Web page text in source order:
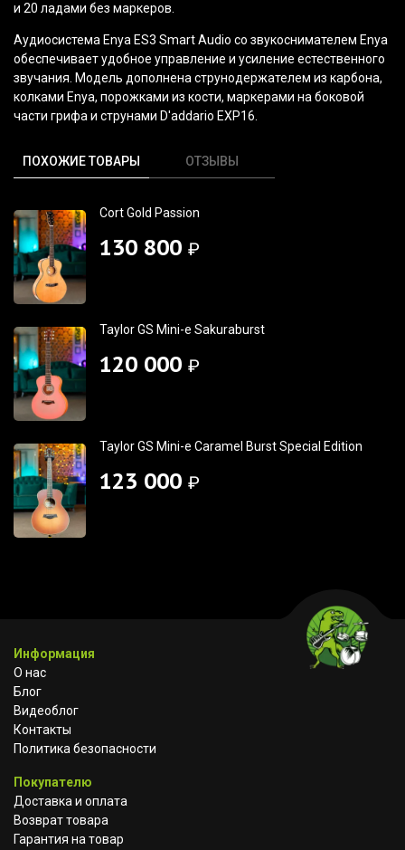
и 20 ладами без маркеров.
Аудиосистема Enya ES3 Smart Audio со звукоснимателем Enya
обеспечивает удобное управление и усиление естественного
звучания. Модель дополнена струнодержателем из карбона,
колками Enya, порожками из кости, маркерами на боковой
части грифа и струнами D'addario EXP16.
ПОХОЖИЕ ТОВАРЫ ОТЗЫВЫ
Cort Gold Passion
130 800 ₽
Taylor GS Mini-e Sakuraburst
120 000 ₽
Taylor GS Mini-e Caramel Burst Special Edition
123 000 ₽
Информация
О нас
Блог
Видеоблог
Контакты
Политика безопасности
Покупателю
Доставка и оплата
Возврат товара
Гарантия на товар